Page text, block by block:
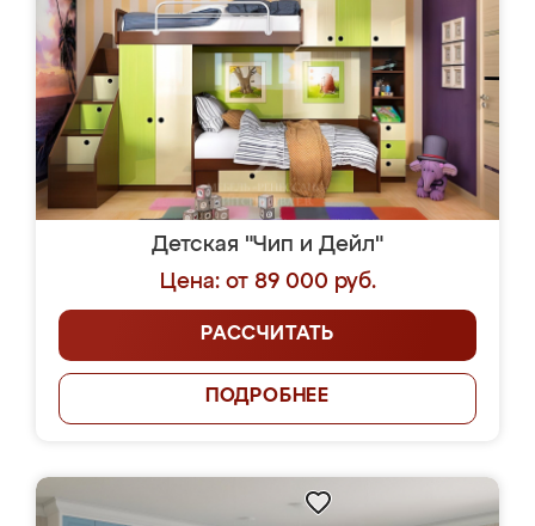
Детская "Чип и Дейл"
Цена: от 89 000 руб.
РАССЧИТАТЬ
ПОДРОБНЕЕ